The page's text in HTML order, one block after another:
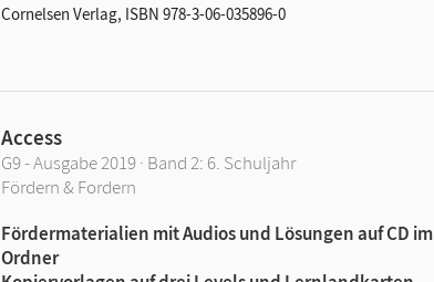
Cornelsen Verlag, ISBN 978-3-06-035896-0
Access
G9 - Ausgabe 2019 · Band 2: 6. Schuljahr
Fördern & Fordern
Fördermaterialien mit Audios und Lösungen auf CD im
Ordner